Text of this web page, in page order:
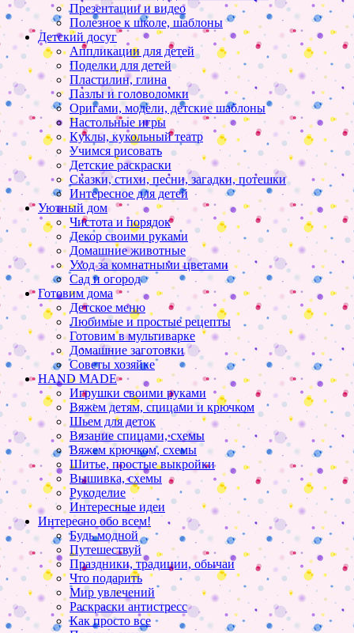
Презентации и видео
Полезное к школе, шаблоны
Детский досуг
Аппликации для детей
Поделки для детей
Пластилин, глина
Пазлы и головоломки
Оригами, модели, детские шаблоны
Настольные игры
Куклы, кукольный театр
Учимся рисовать
Детские раскраски
Сказки, стихи, песни, загадки, потешки
Интересное для детей
Уютный дом
Чистота и порядок
Декор своими руками
Домашние животные
Уход за комнатными цветами
Сад и огород
Готовим дома
Детское меню
Любимые и простые рецепты
Готовим в мультиварке
Домашние заготовки
Советы хозяйке
HAND MADE
Игрушки своими руками
Вяжем детям, спицами и крючком
Шьем для деток
Вязание спицами, схемы
Вяжем крючком, схемы
Шитье, простые выкройки
Вышивка, схемы
Рукоделие
Интересные идеи
Интересно обо всем!
Будь модной
Путешествуй
Праздники, традиции, обычаи
Что подарить
Мир увлечений
Раскраски антистресс
Как просто все